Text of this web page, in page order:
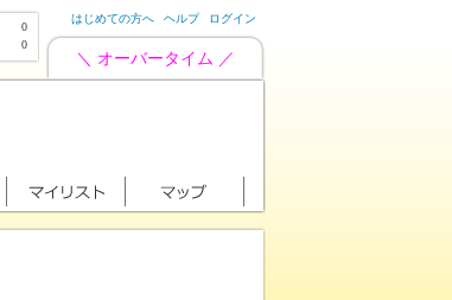
0
0
はじめての方へ ヘルプ ログイン
＼ オーバータイム ／